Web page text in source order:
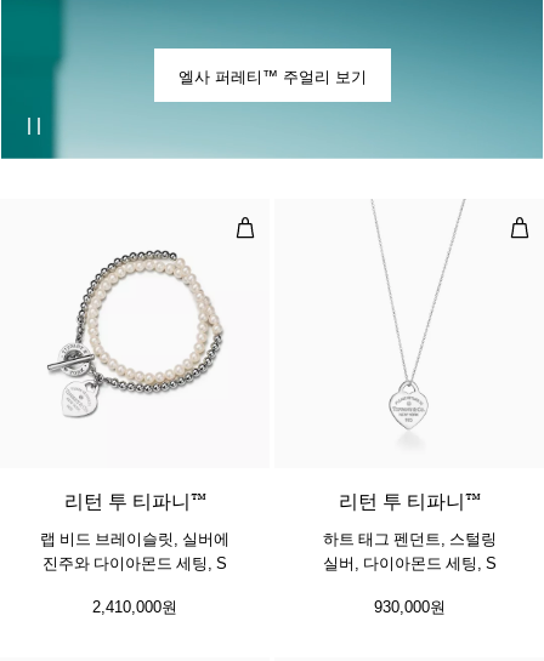
엘사 퍼레티™ 주얼리 보기
랩 비드 브레이슬릿, 실버에 진주와
리턴 투 티파니™
랩 비드 브레이슬릿, 실버에
진주와 다이아몬드 세팅, S
2,410,000원
하
리턴 투 티파니™
하트 태그 펜던트, 스털링
실버, 다이아몬드 세팅, S
930,000원